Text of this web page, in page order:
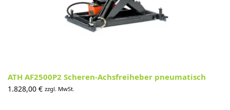
ATH AF2500P2 Scheren-Achsfreiheber pneumatisch
1.828,00 € zzgl. MwSt.